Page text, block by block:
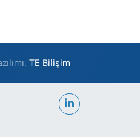
TE Bilişim